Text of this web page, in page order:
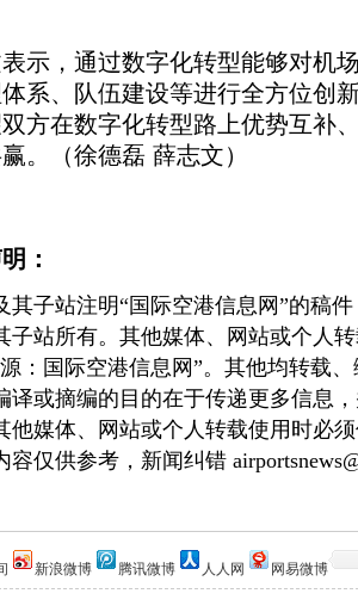
，通过数字化转型能够对机
系、队伍建设等进行全方位创
方在数字化转型路上优势互补
。（徐德磊 薛志文）
：
子站注明“国际空港信息网”的稿件
子站所有。其他媒体、网站或个人
：国际空港信息网”。其他均转载
译或摘编的目的在于传递更多信息
他媒体、网站或个人转载使用时必
容仅供参考，新闻纠错
新浪微博 腾讯微博 人人网 网易微博